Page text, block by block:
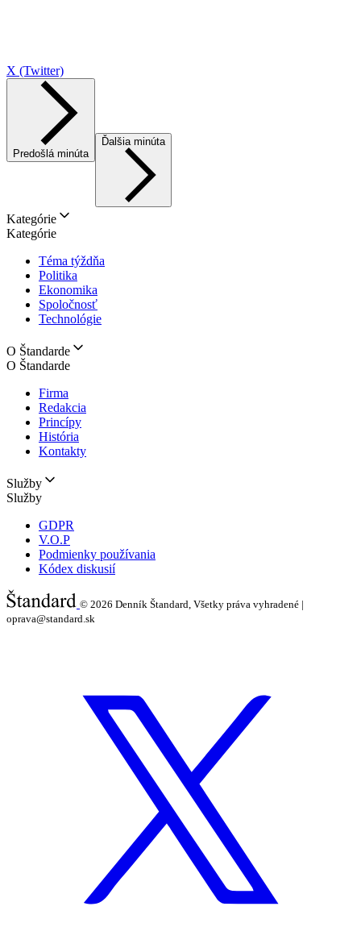
X (Twitter)
Predošlá minúta
Ďalšia minúta
Kategórie
Kategórie
Téma týždňa
Politika
Ekonomika
Spoločnosť
Technológie
O Štandarde
O Štandarde
Firma
Redakcia
Princípy
História
Kontakty
Služby
Služby
GDPR
V.O.P
Podmienky používania
Kódex diskusií
© 2026 Denník Štandard, Všetky práva vyhradené |
oprava@standard.sk